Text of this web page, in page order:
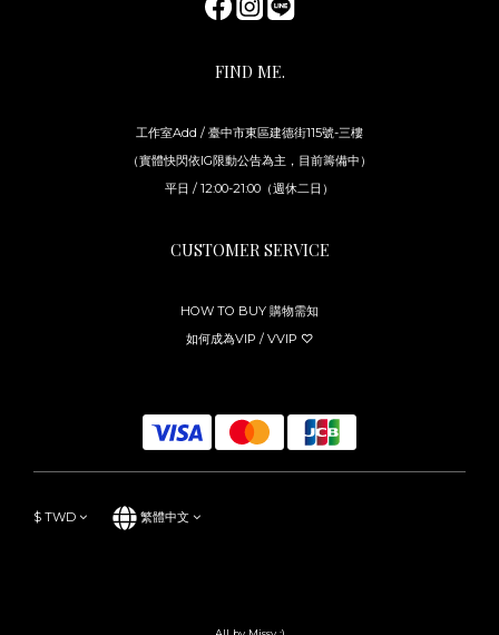
FIND ME.
工作室Add / 臺中市東區建德街115號-三樓
（實體快閃依IG限動公告為主，目前籌備中）
平日 / 12:00-21:00（週休二日）
CUSTOMER SERVICE
HOW TO BUY 購物需知
如何成為VIP / VVIP ♡
$ TWD 繁體中文